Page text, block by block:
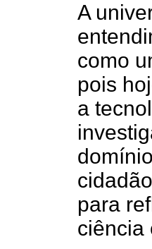
A
como
pois
a
para
ciência